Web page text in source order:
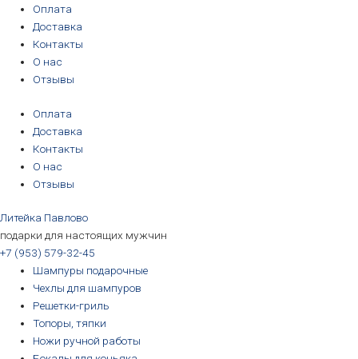
Перейти
содержимому
Оплата
Доставка
Контакты
О нас
Отзывы
Оплата
Доставка
Контакты
О нас
Отзывы
Литейка Павлово
подарки для настоящих мужчин
+7 (953) 579-32-45
Шампуры подарочные
Чехлы для шампуров
Решетки-гриль
Топоры, тяпки
Ножи ручной работы
Количество
товара
Знак
Министерство
обороны
латунь
Первоначальная
цена
составляла
Первоначальная
цена
составляла
Первоначальная
цена
составляла
Первоначальная
цена
составляла